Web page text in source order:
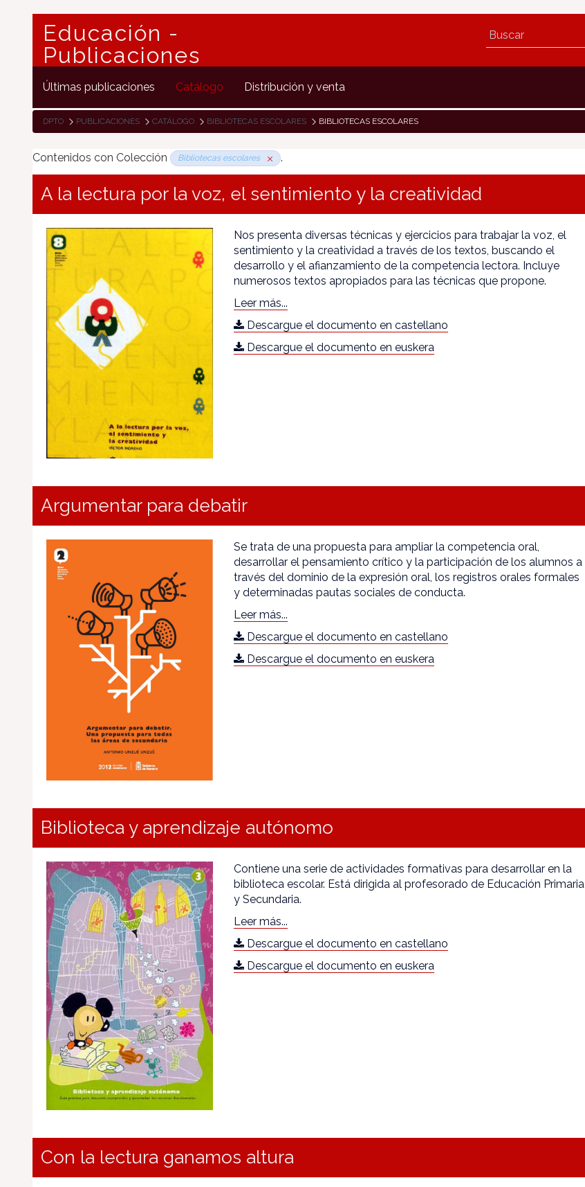
Educación -
Publicaciones
Últimas publicaciones Catálogo Distribución y venta
DPTO PUBLICACIONES CATÁLOGO BIBLIOTECAS ESCOLARES BIBLIOTECAS ESCOLARES
Contenidos con Colección Bibliotecas escolares .
A la lectura por la voz, el sentimiento y la creatividad
Nos presenta diversas técnicas y ejercicios para trabajar la voz, el
sentimiento y la creatividad a través de los textos, buscando el
desarrollo y el afianzamiento de la competencia lectora. Incluye
numerosos textos apropiados para las técnicas que propone.
Leer más...
Descargue el documento en castellano
Descargue el documento en euskera
Argumentar para debatir
Se trata de una propuesta para ampliar la competencia oral,
desarrollar el pensamiento crítico y la participación de los alumnos a
través del dominio de la expresión oral, los registros orales formales
y determinadas pautas sociales de conducta.
Leer más...
Descargue el documento en castellano
Descargue el documento en euskera
Biblioteca y aprendizaje autónomo
Contiene una serie de actividades formativas para desarrollar en la
biblioteca escolar. Está dirigida al profesorado de Educación Primaria
y Secundaria.
Leer más...
Descargue el documento en castellano
Descargue el documento en euskera
Con la lectura ganamos altura